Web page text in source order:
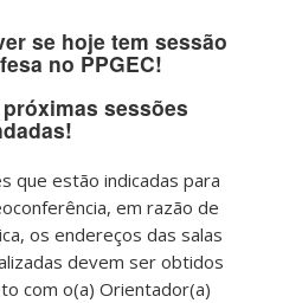
se hoje tem sessão
no PPGEC!
sessões
que estão indicadas para
em razão de
os endereços das salas
devem ser obtidos
com o(a) Orientador(a)